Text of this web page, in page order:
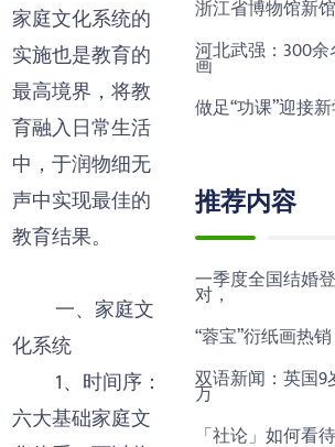
家庭文化系统的
实施也是教育的
最高境界，将教
育融入日常生活
中，于润物细无
声中实现最佳的
教育结果。
一、家庭文
化系统
1、时间序：
六大基础家庭文
浙江省博物馆新
河北武强：300
画
做足“功课”迎接
推荐内容
一季度全国结婚
对，
“蓉宝”衍纸画热
双语新闻：英国
万
「社论」如何看